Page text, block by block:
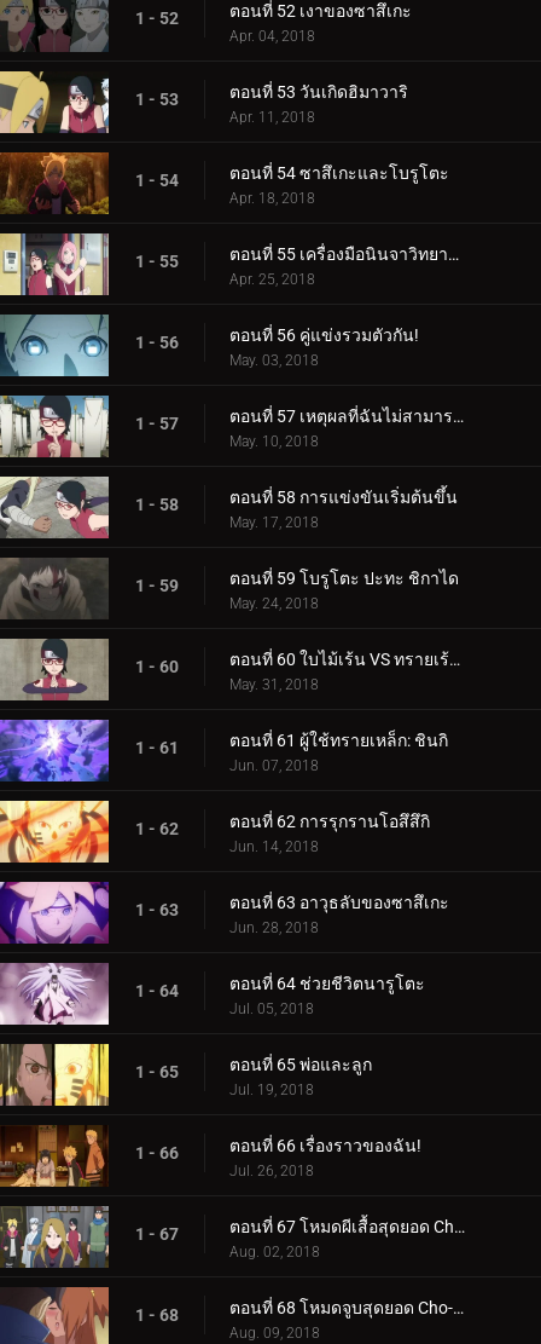
1 - 52 ตอนที่ 52 เงาของซาสึเกะ
Apr. 04, 2018
1 - 53 ตอนที่ 53 วันเกิดฮิมาวาริ
Apr. 11, 2018
1 - 54 ตอนที่ 54 ซาสึเกะและโบรูโตะ
Apr. 18, 2018
1 - 55 ตอนที่ 55 เครื่องมือนินจาวิทยาศาสตร์
Apr. 25, 2018
1 - 56 ตอนที่ 56 คู่แข่งรวมตัวกัน!
May. 03, 2018
1 - 57 ตอนที่ 57 เหตุผลที่ฉันไม่สามารถสูญเสีย
May. 10, 2018
1 - 58 ตอนที่ 58 การแข่งขันเริ่มต้นขึ้น
May. 17, 2018
1 - 59 ตอนที่ 59 โบรูโตะ ปะทะ ชิกาได
May. 24, 2018
1 - 60 ตอนที่ 60 ใบไม้เร้น VS ทรายเร้นลับ
May. 31, 2018
1 - 61 ตอนที่ 61 ผู้ใช้ทรายเหล็ก: ชินกิ
Jun. 07, 2018
1 - 62 ตอนที่ 62 การรุกรานโอสึสึกิ
Jun. 14, 2018
1 - 63 ตอนที่ 63 อาวุธลับของซาสึเกะ
Jun. 28, 2018
1 - 64 ตอนที่ 64 ช่วยชีวิตนารูโตะ
Jul. 05, 2018
1 - 65 ตอนที่ 65 พ่อและลูก
Jul. 19, 2018
1 - 66 ตอนที่ 66 เรื่องราวของฉัน!
Jul. 26, 2018
1 - 67 ตอนที่ 67 โหมดผีเสื้อสุดยอด Cho-Cho!
Aug. 02, 2018
1 - 68 ตอนที่ 68 โหมดจูบสุดยอด Cho-Cho!
Aug. 09, 2018